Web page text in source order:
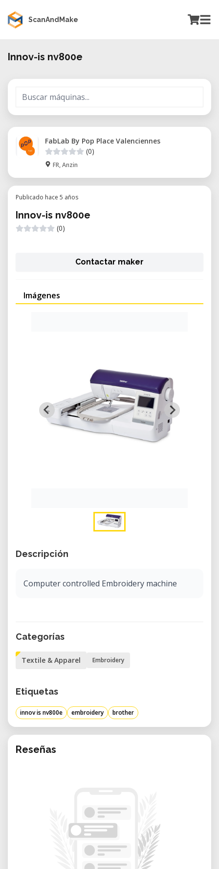
ScanAndMake
Innov-is nv800e
FabLab By Pop Place Valenciennes
(0)
FR, Anzin
Publicado hace 5 años
Innov-is nv800e
(0)
Contactar maker
Imágenes
Descripción
Computer controlled Embroidery machine
Categorías
Textile & Apparel Embroidery
Etiquetas
innov is nv800e embroidery brother
Reseñas